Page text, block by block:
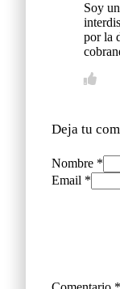
Soy
por la
Deja tu
Nombre *
Email *